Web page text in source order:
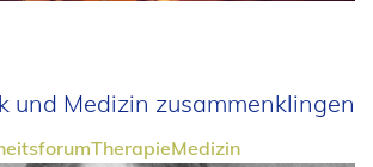
und Medizin zusammenklingen
TherapieMedizin